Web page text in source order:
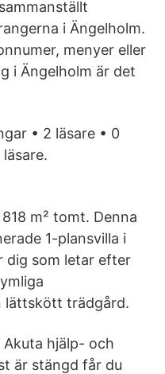
i Ängelholm.
menyer eller
i Ängelholm är det
• 2 läsare • 0
m² tomt. Denna
1-plansvilla i
dig som letar efter
lättskött trädgård.
hjälp- och
är stängd får du